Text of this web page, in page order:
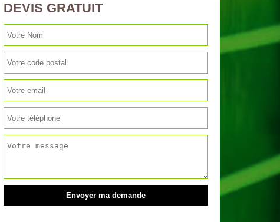
DEVIS GRATUIT